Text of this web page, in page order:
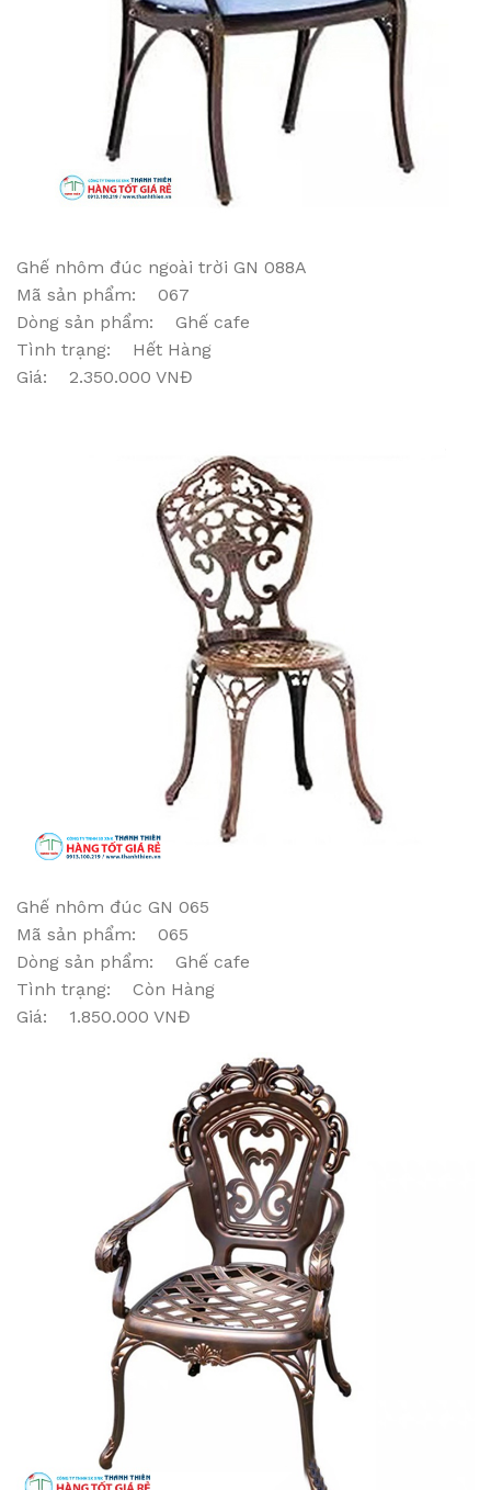
Ghế nhôm đúc ngoài trời GN 088A
Mã sản phẩm: 067
Dòng sản phẩm: Ghế cafe
Tình trạng: Hết Hàng
Giá: 2.350.000 VNĐ
Ghế nhôm đúc GN 065
Mã sản phẩm: 065
Dòng sản phẩm: Ghế cafe
Tình trạng: Còn Hàng
Giá: 1.850.000 VNĐ